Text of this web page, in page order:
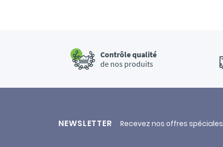
Contrôle qualité
de nos produits
NEWSLETTER Recevez nos offres spéciales